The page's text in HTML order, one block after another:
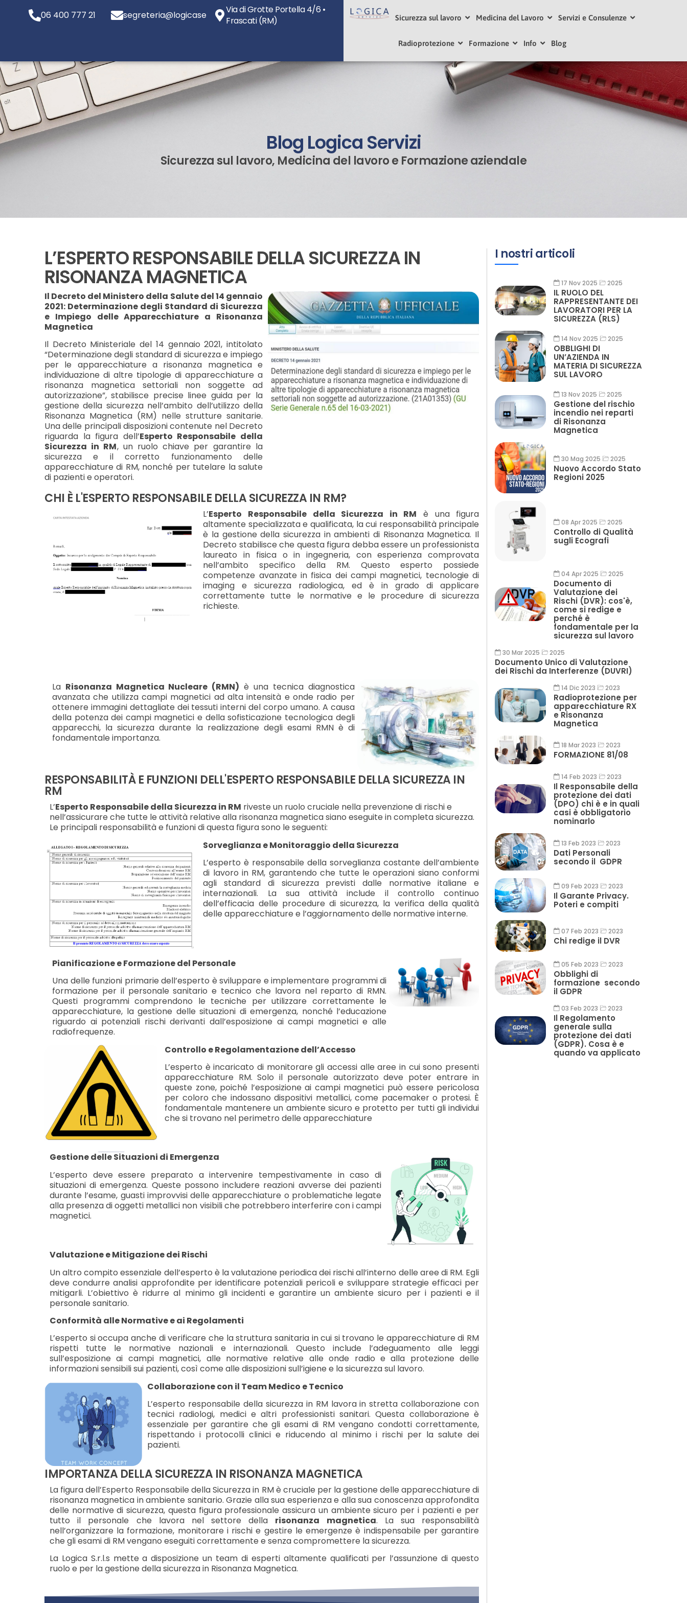
06 400 777 21 segreteria@logicaservizi.euVia di Grotte Portella 4/6 •
Frascati (RM)
Sicurezza sul lavoro Medicina del Lavoro Servizi e Consulenze
Radioprotezione Formazione Info Blog
Blog Logica Servizi
Sicurezza sul lavoro, Medicina del lavoro e Formazione aziendale
L’ESPERTO RESPONSABILE DELLA SICUREZZA IN
RISONANZA MAGNETICA
Il Decreto del Ministero della Salute del 14 gennaio
2021: Determinazione degli Standard di Sicurezza
e Impiego delle Apparecchiature a Risonanza
Magnetica
Il Decreto Ministeriale del 14 gennaio 2021, intitolato
“Determinazione degli standard di sicurezza e impiego
per le apparecchiature a risonanza magnetica e
individuazione di altre tipologie di apparecchiature a
risonanza magnetica settoriali non soggette ad
autorizzazione”, stabilisce precise linee guida per la
gestione della sicurezza nell’ambito dell’utilizzo della
Risonanza Magnetica (RM) nelle strutture sanitarie.
Una delle principali disposizioni contenute nel Decreto
riguarda la figura dell’Esperto Responsabile della
Sicurezza in RM, un ruolo chiave per garantire la
sicurezza e il corretto funzionamento delle
apparecchiature di RM, nonché per tutelare la salute
di pazienti e operatori.
CHI È L'ESPERTO RESPONSABILE DELLA SICUREZZA IN RM?
L’Esperto Responsabile della Sicurezza in RM è una figura
altamente specializzata e qualificata, la cui responsabilità principale
è la gestione della sicurezza in ambienti di Risonanza Magnetica. Il
Decreto stabilisce che questa figura debba essere un professionista
laureato in fisica o in ingegneria, con esperienza comprovata
nell’ambito specifico della RM. Questo esperto possiede
competenze avanzate in fisica dei campi magnetici, tecnologie di
imaging e sicurezza radiologica, ed è in grado di applicare
correttamente tutte le normative e le procedure di sicurezza
richieste.
La Risonanza Magnetica Nucleare (RMN) è una tecnica diagnostica
avanzata che utilizza campi magnetici ad alta intensità e onde radio per
ottenere immagini dettagliate dei tessuti interni del corpo umano. A causa
della potenza dei campi magnetici e della sofisticazione tecnologica degli
apparecchi, la sicurezza durante la realizzazione degli esami RMN è di
fondamentale importanza.
RESPONSABILITÀ E FUNZIONI DELL'ESPERTO RESPONSABILE DELLA SICUREZZA IN
RM
L’Esperto Responsabile della Sicurezza in RM riveste un ruolo cruciale nella prevenzione di rischi e
nell’assicurare che tutte le attività relative alla risonanza magnetica siano eseguite in completa sicurezza.
Le principali responsabilità e funzioni di questa figura sono le seguenti:
Sorveglianza e Monitoraggio della Sicurezza
L’esperto è responsabile della sorveglianza costante dell’ambiente
di lavoro in RM, garantendo che tutte le operazioni siano conformi
agli standard di sicurezza previsti dalle normative italiane e
internazionali. La sua attività include il controllo continuo
dell’efficacia delle procedure di sicurezza, la verifica della qualità
delle apparecchiature e l’aggiornamento delle normative interne.
Pianificazione e Formazione del Personale
Una delle funzioni primarie dell’esperto è sviluppare e implementare programmi di
formazione per il personale sanitario e tecnico che lavora nel reparto di RMN.
Questi programmi comprendono le tecniche per utilizzare correttamente le
apparecchiature, la gestione delle situazioni di emergenza, nonché l’educazione
riguardo ai potenziali rischi derivanti dall’esposizione ai campi magnetici e alle
radiofrequenze.
Controllo e Regolamentazione dell’Accesso
L’esperto è incaricato di monitorare gli accessi alle aree in cui sono presenti
apparecchiature RM. Solo il personale autorizzato deve poter entrare in
queste zone, poiché l’esposizione ai campi magnetici può essere pericolosa
per coloro che indossano dispositivi metallici, come pacemaker o protesi. È
fondamentale mantenere un ambiente sicuro e protetto per tutti gli individui
che si trovano nel perimetro delle apparecchiature
Gestione delle Situazioni di Emergenza
L’esperto deve essere preparato a intervenire tempestivamente in caso di
situazioni di emergenza. Queste possono includere reazioni avverse dei pazienti
durante l’esame, guasti improvvisi delle apparecchiature o problematiche legate
alla presenza di oggetti metallici non visibili che potrebbero interferire con i campi
magnetici.
Valutazione e Mitigazione dei Rischi
Un altro compito essenziale dell’esperto è la valutazione periodica dei rischi all’interno delle aree di RM. Egli
deve condurre analisi approfondite per identificare potenziali pericoli e sviluppare strategie efficaci per
mitigarli. L’obiettivo è ridurre al minimo gli incidenti e garantire un ambiente sicuro per i pazienti e il
personale sanitario.
Conformità alle Normative e ai Regolamenti
L’esperto si occupa anche di verificare che la struttura sanitaria in cui si trovano le apparecchiature di RM
rispetti tutte le normative nazionali e internazionali. Questo include l’adeguamento alle leggi
sull’esposizione ai campi magnetici, alle normative relative alle onde radio e alla protezione delle
informazioni sensibili sui pazienti, così come alle disposizioni sull’igiene e la sicurezza sul lavoro.
Collaborazione con il Team Medico e Tecnico
L’esperto responsabile della sicurezza in RM lavora in stretta collaborazione con
tecnici radiologi, medici e altri professionisti sanitari. Questa collaborazione è
essenziale per garantire che gli esami di RM vengano condotti correttamente,
rispettando i protocolli clinici e riducendo al minimo i rischi per la salute dei
pazienti.
IMPORTANZA DELLA SICUREZZA IN RISONANZA MAGNETICA
La figura dell’Esperto Responsabile della Sicurezza in RM è cruciale per la gestione delle apparecchiature di
risonanza magnetica in ambiente sanitario. Grazie alla sua esperienza e alla sua conoscenza approfondita
delle normative di sicurezza, questa figura professionale assicura un ambiente sicuro per i pazienti e per
tutto il personale che lavora nel settore della risonanza magnetica. La sua responsabilità
nell’organizzare la formazione, monitorare i rischi e gestire le emergenze è indispensabile per garantire
che gli esami di RM vengano eseguiti correttamente e senza compromettere la sicurezza.
La Logica S.r.l.s mette a disposizione un team di esperti altamente qualificati per l’assunzione di questo
ruolo e per la gestione della sicurezza in Risonanza Magnetica.
I nostri articoli
17 Nov 2025 2025
IL RUOLO DEL
RAPPRESENTANTE DEI
LAVORATORI PER LA
SICUREZZA (RLS)
14 Nov 2025 2025
OBBLIGHI DI
UN’AZIENDA IN
MATERIA DI SICUREZZA
SUL LAVORO
13 Nov 2025 2025
Gestione del rischio
incendio nei reparti
di Risonanza
Magnetica
30 Mag 2025 2025
Nuovo Accordo Stato
Regioni 2025
08 Apr 2025 2025
Controllo di Qualità
sugli Ecografi
04 Apr 2025 2025
Documento di
Valutazione dei
Rischi (DVR): cos'è,
come si redige e
perché è
fondamentale per la
sicurezza sul lavoro
30 Mar 2025 2025
Documento Unico di Valutazione
dei Rischi da Interferenze (DUVRI)
14 Dic 2023 2023
Radioprotezione per
apparecchiature RX
e Risonanza
Magnetica
18 Mar 2023 2023
FORMAZIONE 81/08
14 Feb 2023 2023
Il Responsabile della
protezione dei dati
(DPO) chi è e in quali
casi è obbligatorio
nominarlo
13 Feb 2023 2023
Dati Personali
secondo il GDPR
09 Feb 2023 2023
Il Garante Privacy.
Poteri e compiti
07 Feb 2023 2023
Chi redige il DVR
05 Feb 2023 2023
Obblighi di
formazione secondo
il GDPR
03 Feb 2023 2023
Il Regolamento
generale sulla
protezione dei dati
(GDPR). Cosa è e
quando va applicato